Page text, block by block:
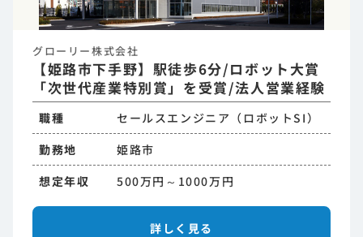
グローリー株式会社
【姫路市下手野】駅徒歩6分/ロボット大賞
「次世代産業特別賞」を受賞/法人営業経験
職種
セールスエンジニア（ロボットSI）
勤務地
姫路市
想定年収
500万円～1000万円
詳しく見る